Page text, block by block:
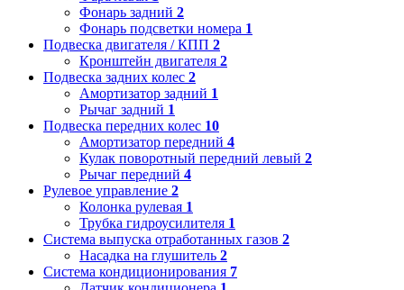
Фонарь задний 2
Фонарь подсветки номера 1
Подвеска двигателя / КПП 2
Кронштейн двигателя 2
Подвеска задних колес 2
Амортизатор задний 1
Рычаг задний 1
Подвеска передних колес 10
Амортизатор передний 4
Кулак поворотный передний левый 2
Рычаг передний 4
Рулевое управление 2
Колонка рулевая 1
Трубка гидроусилителя 1
Система выпуска отработанных газов 2
Насадка на глушитель 2
Система кондиционирования 7